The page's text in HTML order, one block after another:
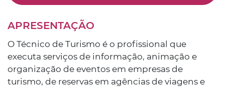
APRESENTAÇÃO
O Técnico de Turismo é o profissional que
executa serviços de informação, animação e
organização de eventos em empresas de
turismo, de reservas em agências de viagens e